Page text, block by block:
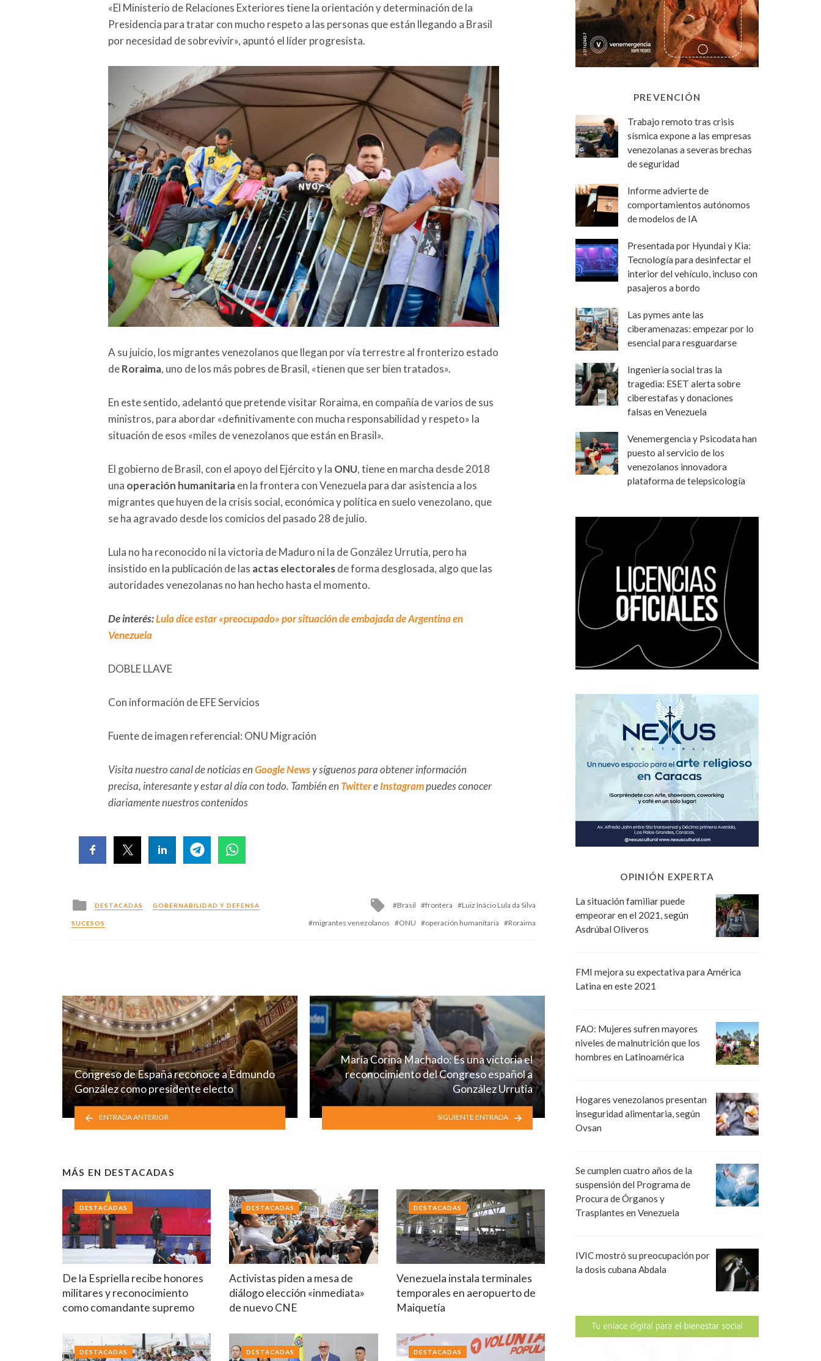
«El Ministerio de Relaciones Exteriores tiene la orientación y determinación de la
Presidencia para tratar con mucho respeto a las personas que están llegando a Brasil
por necesidad de sobrevivir», apuntó el líder progresista.
A su juicio, los migrantes venezolanos que llegan por vía terrestre al fronterizo estado
deRoraima, uno de los más pobres de Brasil, «tienen que ser bien tratados».
En este sentido, adelantó que pretende visitar Roraima, en compañía de varios de sus
ministros, para abordar «definitivamente con mucha responsabilidad y respeto» la
situación de esos «miles de venezolanos que están en Brasil».
El gobierno de Brasil, con el apoyo del Ejército y la ONU, tiene en marcha desde 2018
una operación humanitariaen la frontera con Venezuela para dar asistencia a los
migrantes que huyen de la crisis social, económica y política en suelo venezolano, que
se ha agravado desde los comicios del pasado 28 de julio.
Lula no ha reconocido ni la victoria de Maduro ni la de González Urrutia, pero ha
insistido en la publicación de las actas electoralesde forma desglosada, algo que las
autoridades venezolanas no han hecho hasta el momento.
De interés:Lula dice estar «preocupado» por situación de embajada de Argentina en
Venezuela
DOBLE LLAVE
Con información de EFE Servicios
Fuente de imagen referencial: ONU Migración
Visita nuestro canal de noticias enGoogle Newsy síguenos para obtener información
precisa, interesante y estar al día con todo. También en TwittereInstagrampuedes conocer
diariamente nuestros contenidos
Posted
in
DESTACADAS GOBERNABILIDAD Y DEFENSA
SUCESOS
Tagged
with
Brasil frontera
Luiz Inácio Lula da Silva
migrantes venezolanos
ONU operación humanitaria Roraima
Congreso de España reconoce a Edmundo
González como presidente electo
ENTRADA ANTERIOR
María Corina Machado: Es una victoria el
reconocimiento del Congreso español a
González Urrutia
SIGUIENTE ENTRADA
MÁS EN DESTACADAS
De la Espriella recibe honores
militares y reconocimiento
como comandante supremo
DESTACADAS
Activistas piden a mesa de
diálogo elección «inmediata»
de nuevo CNE
DESTACADAS
Venezuela instala terminales
temporales en aeropuerto de
Maiquetía
DESTACADAS
DESTACADAS DESTACADAS DESTACADAS
PREVENCIÓN
Trabajo remoto tras crisis
sísmica expone a las empresas
venezolanas a severas brechas
de seguridad
Informe advierte de
comportamientos autónomos
de modelos de IA
Presentada por Hyundai y Kia:
Tecnología para desinfectar el
interior del vehículo, incluso con
pasajeros a bordo
Las pymes ante las
ciberamenazas: empezar por lo
esencial para resguardarse
Ingeniería social tras la
tragedia: ESET alerta sobre
ciberestafas y donaciones
falsas en Venezuela
Venemergencia y Psicodata han
puesto al servicio de los
venezolanos innovadora
plataforma de telepsicología
OPINIÓN EXPERTA
La situación familiar puede
empeorar en el 2021, según
Asdrúbal Oliveros
FMI mejora su expectativa para América
Latina en este 2021
FAO: Mujeres sufren mayores
niveles de malnutrición que los
hombres en Latinoamérica
Hogares venezolanos presentan
inseguridad alimentaria, según
Ovsan
Se cumplen cuatro años de la
suspensión del Programa de
Procura de Órganos y
Trasplantes en Venezuela
IVIC mostró su preocupación por
la dosis cubana Abdala